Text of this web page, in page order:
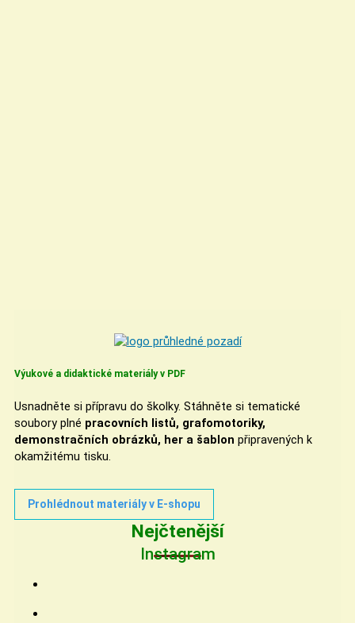
Výukové a didaktické materiály v PDF
Usnadněte si přípravu do školky. Stáhněte si tematické
soubory plné pracovních listů, grafomotoriky,
demonstračních obrázků, her a šablon připravených k
okamžitému tisku.
Prohlédnout materiály v E-shopu
Nejčtenější
Instagram